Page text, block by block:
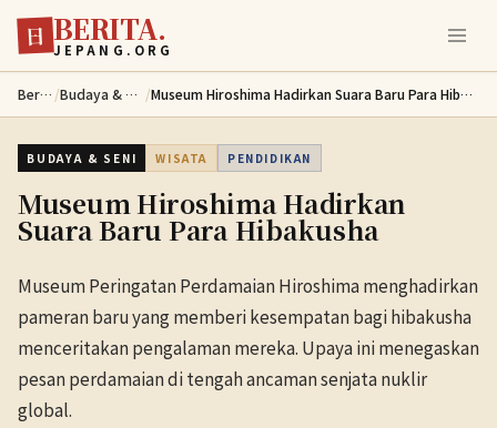
Lewati ke konten utama
日 BERITA.
JEPANG.ORG
Berita / Budaya & Seni / Museum Hiroshima Hadirkan Suara Baru Para Hibakusha
BUDAYA & SENI WISATA PENDIDIKAN
Museum Hiroshima Hadirkan
Suara Baru Para Hibakusha
Museum Peringatan Perdamaian Hiroshima menghadirkan
pameran baru yang memberi kesempatan bagi hibakusha
menceritakan pengalaman mereka. Upaya ini menegaskan
pesan perdamaian di tengah ancaman senjata nuklir
global.